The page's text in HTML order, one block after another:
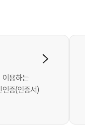
이용하는
증(인증서)